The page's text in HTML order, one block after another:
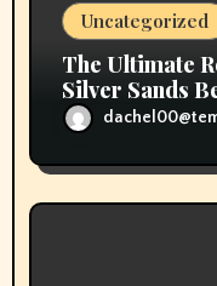
Uncategorized
The Ultimate
Silver Sands